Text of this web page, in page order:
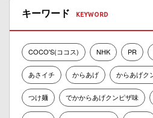
キーワード
COCO'S(ココス) NHK PR
あさイチ からあげ からあげク
つけ麺 でかからあげクンピザ味